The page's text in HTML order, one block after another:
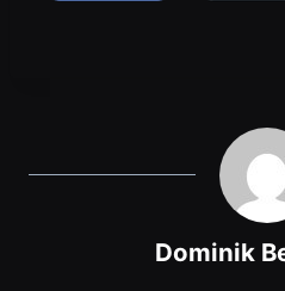
Dominik